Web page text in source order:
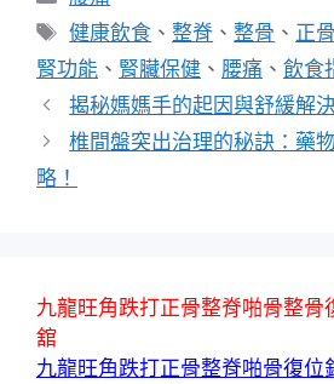
類
標
籤
健康飲食 、整脊 、整骨 、 正
腎功能 、 腎臟保健 、 腰痛 、 飲食
揭秘媽媽手的起因與舒緩解
椎間盤突出治理的秘訣：藥
略！
九龍旺角跌打正骨整脊啪骨整骨
舘
九龍旺角跌打正骨整脊啪骨復位